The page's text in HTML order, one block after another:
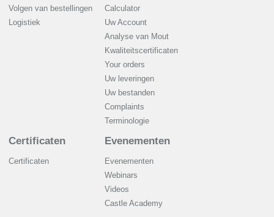
Volgen van bestellingen
Logistiek
Calculator
Uw Account
Analyse van Mout
Kwaliteitscertificaten
Your orders
Uw leveringen
Uw bestanden
Complaints
Terminologie
Certificaten
Certificaten
Evenementen
Evenementen
Webinars
Videos
Castle Academy